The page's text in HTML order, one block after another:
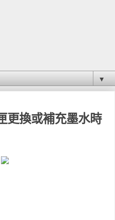
▼
更換或補充墨水時